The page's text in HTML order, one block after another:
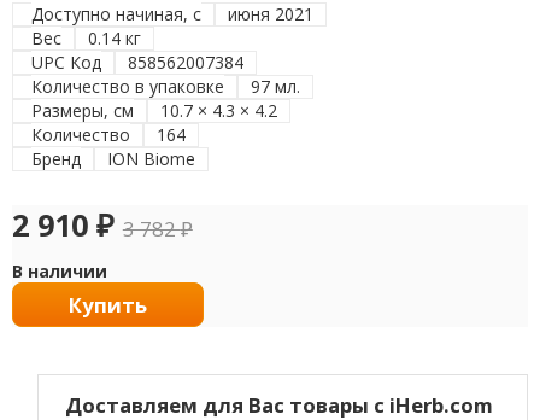
Доступно начиная, с
июня 2021
Вес
0.14 кг
UPC Код
858562007384
Количество в упаковке
97 мл.
Размеры, см
10.7 × 4.3 × 4.2
Количество
164
Бренд
ION Biome
2 910 ₽ 3 782₽
В наличии
Купить
Доставляем для Вас товары с iHerb.com